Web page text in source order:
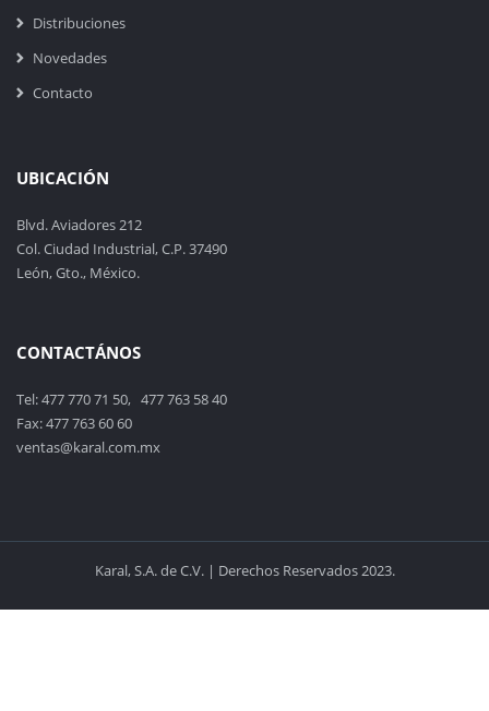
Distribuciones
Novedades
Contacto
UBICACIÓN
Blvd. Aviadores 212
Col. Ciudad Industrial, C.P. 37490
León, Gto., México.
CONTACTÁNOS
Tel: 477 770 71 50, 477 763 58 40
Fax: 477 763 60 60
ventas@karal.com.mx
Karal, S.A. de C.V. | Derechos Reservados 2023.